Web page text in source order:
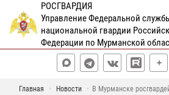
РОСГВАРДИЯ
Управление Федеральной
национальной гвардии
Федерации по Мурманской
Главная Новости
В Мурманске